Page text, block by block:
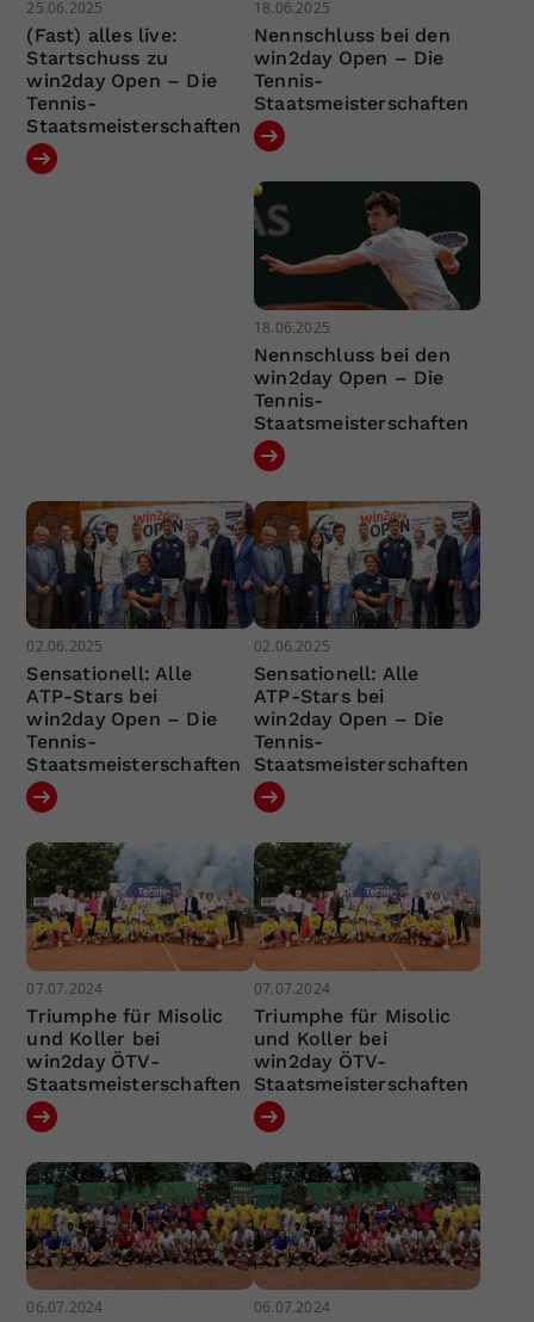
25.06.2025
(Fast) alles live:
Startschuss zu
win2day Open – Die
Tennis-
Staatsmeisterschaften
18.06.2025
Nennschluss bei den
win2day Open – Die
Tennis-
Staatsmeisterschaften
18.06.2025
Nennschluss bei den
win2day Open – Die
Tennis-
Staatsmeisterschaften
02.06.2025
Sensationell: Alle
ATP-Stars bei
win2day Open – Die
Tennis-
Staatsmeisterschaften
02.06.2025
Sensationell: Alle
ATP-Stars bei
win2day Open – Die
Tennis-
Staatsmeisterschaften
07.07.2024
Triumphe für Misolic
und Koller bei
win2day ÖTV-
Staatsmeisterschaften
07.07.2024
Triumphe für Misolic
und Koller bei
win2day ÖTV-
Staatsmeisterschaften
06.07.2024 06.07.2024